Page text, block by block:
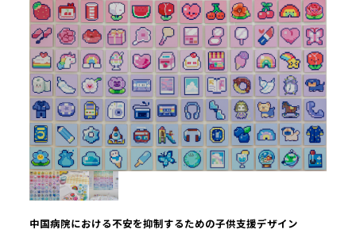
中国病院における不安を抑制するための子供支援デザイン